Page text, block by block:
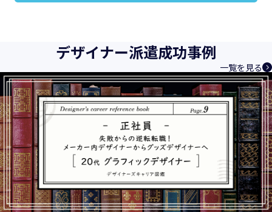
デザイナー派遣成功事例
一覧を見る